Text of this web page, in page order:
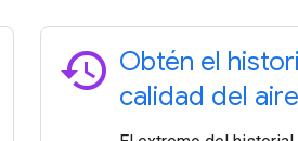
history Obtén el
calidad del